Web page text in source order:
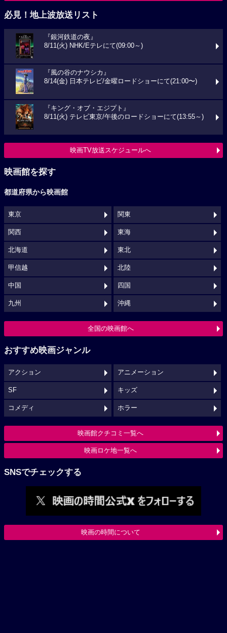
必見！地上波放送リスト
『銀河鉄道の夜』
8/11(火) NHK/Eテレにて(09:00～)
『風の谷のナウシカ』
8/14(金) 日本テレビ/金曜ロードショーにて(21:00〜)
『キング・オブ・エジプト』
8/11(火) テレビ東京/午後のロードショーにて(13:55～)
映画TV放送スケジュールへ
映画館を探す
都道府県から映画館
東京 関東
関西 東海
北海道 東北
甲信越 北陸
中国 四国
九州 沖縄
全国の映画館へ
おすすめ映画ジャンル
アクション アニメーション
SF キッズ
コメディ ホラー
映画館クチコミ一覧へ
映画ロケ地一覧へ
SNSでチェックする
映画の時間について